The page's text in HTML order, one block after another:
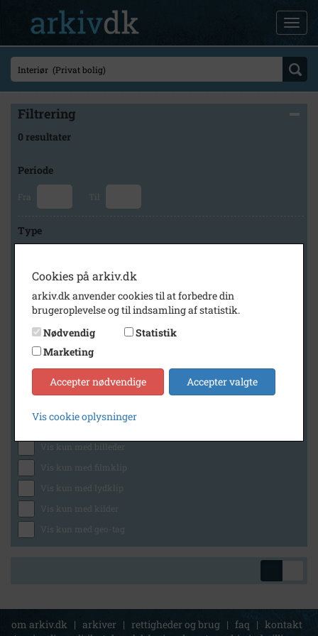
Filtrering
0 resultater
Periode
Fra Til
Type
Arkiv
Herlev Kommunes Lokalarkiv
Generelt
Vis kun med billeder
Vis kun med filmklip
Vis kun med lydklip
Vis kun med kilder
Vis kun med geo-tag
om arkiv.dk | arkiver | rettigheder og brug | faq | kontakt
Cookies på arkiv.dk
arkiv.dk anvender cookies til at forbedre din
brugeroplevelse og til indsamling af statistik.
Nødvendig
Statistik
Marketing
Accepter nødvendige Accepter valgte
Vis cookie oplysninger